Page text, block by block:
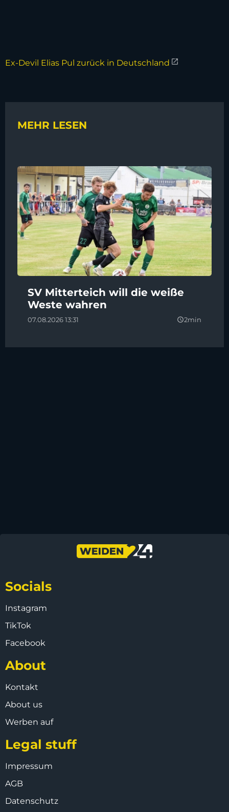
Ex-Devil Elias Pul zurück in Deutschland
MEHR LESEN
SV Mitterteich will die weiße
Weste wahren
07.08.2026 13:31 query_builder2min
Socials
Instagram
TikTok
Facebook
About
Kontakt
About us
Werben auf
Legal stuff
Impressum
AGB
Datenschutz